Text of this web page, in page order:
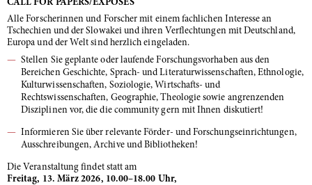
CALL FOR PAPERS/EXPOSÉS
Alle Forscherinnen und Forscher mit einem fachlichen Interesse an
Tschechien und der Slowakei und ihren Verflechtungen mit Deutschland,
Europa und der Welt sind herzlich eingeladen.
Stellen Sie geplante oder laufende Forschungsvorhaben aus den
Bereichen Geschichte, Sprach- und Literaturwissenschaften, Ethnologie,
Kulturwissenschaften, Soziologie, Wirtschafts- und
Rechtswissenschaften, Geographie, Theologie sowie angrenzenden
Disziplinen vor, die die community gern mit Ihnen diskutiert!
Informieren Sie über relevante Förder- und Forschungseinrichtungen,
Ausschreibungen, Archive und Bibliotheken!
Die Veranstaltung findet statt am
Freitag, 13. März 2026, 10.00–18.00 Uhr,